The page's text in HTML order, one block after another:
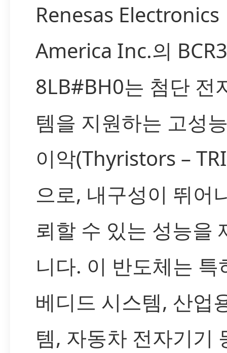
Renesas Electronics
America Inc.의
8LB#BH0는 첨단 전
템을 지원하는 고성
이악(Thyristors –
으로, 내구성이 뛰어
뢰할 수 있는 성능을
니다. 이 반도체는 특
베디드 시스템, 산업
템, 자동차 전자기기